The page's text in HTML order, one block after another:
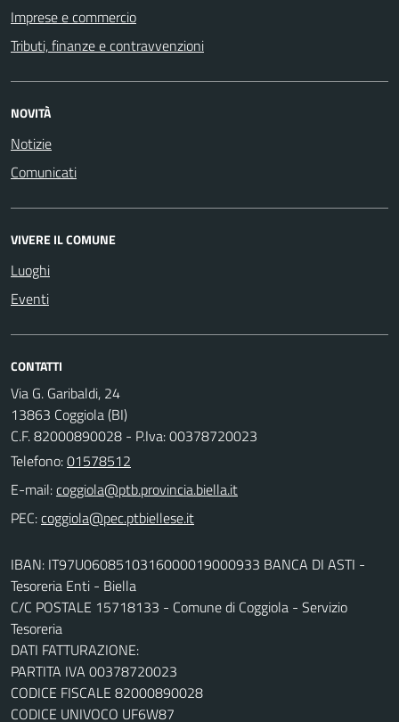
Imprese e commercio
Tributi, finanze e contravvenzioni
NOVITÀ
Notizie
Comunicati
VIVERE IL COMUNE
Luoghi
Eventi
CONTATTI
Via G. Garibaldi, 24
13863 Coggiola (BI)
C.F. 82000890028 - P.Iva: 00378720023
Telefono:01578512
E-mail:
PEC:
IBAN: IT97U0608510316000019000933 BANCA DI ASTI -
Tesoreria Enti - Biella
C/C POSTALE 15718133 - Comune di Coggiola - Servizio
Tesoreria
DATI FATTURAZIONE:
PARTITA IVA 00378720023
CODICE FISCALE 82000890028
CODICE UNIVOCO UF6W87